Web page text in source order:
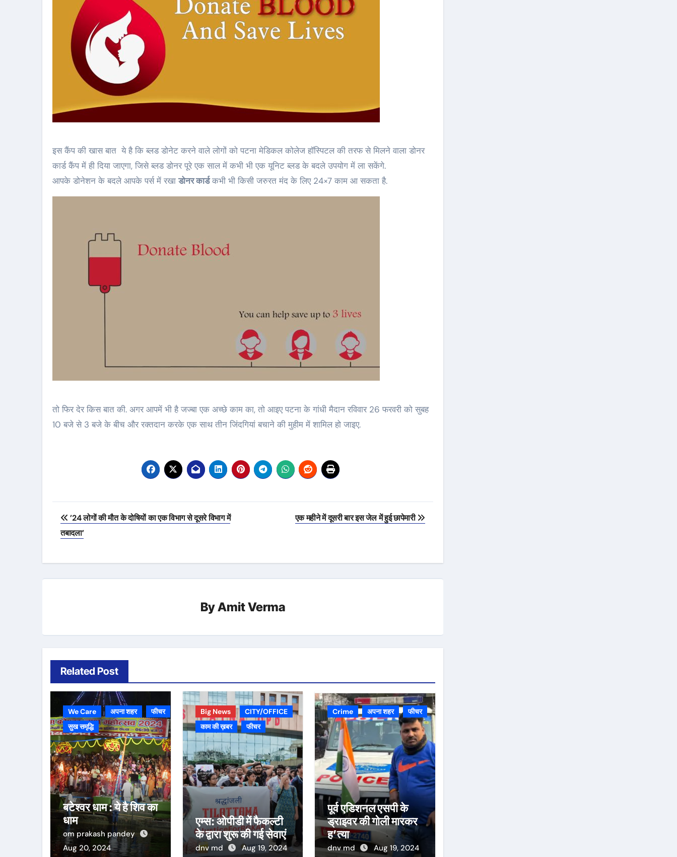
इस कैंप की खास बात ये है कि ब्लड डोनेट करने वाले लोगों को पटना मेडिकल कोलेज हॉस्पिटल की तरफ से मिलने वाला डोनर
कार्ड कैंप में ही दिया जाएगा, जिसे ब्लड डोनर पूरे एक साल में कभी भी एक यूनिट ब्लड के बदले उपयोग में ला सकेंगे.
आपके डोनेशन के बदले आपके पर्स में रखाडोनर कार्डकभी भी किसी जरुरत मंद के लिए 24×7 काम आ सकता है.
तो फिर देर किस बात की. अगर आपमें भी है जज्बा एक अच्छे काम का, तो आइए पटना के गांधी मैदान रविवार 26 फरवरी को सुबह
10 बजे से 3 बजे के बीच और रक्तदान करके एक साथ तीन जिंदगियां बचाने की मुहीम में शामिल हो जाइए.
Post
navigation
’24 लोगों की मौत के दोषियों का एक विभाग से दूसरे विभाग में
तबादला’
एक महीने में दूसरी बार इस जेल में हुई छापेमारी
ByAmit Verma
Related Post
We Care अपना शहर
फीचर
सुख समृद्धि
बटेश्वर धाम : ये है शिव का
धाम
om prakash pandey
Aug 20, 2024
Big News
CITY/OFFICE
काम की ख़बर
फीचर
एम्स: ओपीडी में फैकल्टी
के द्वारा शुरू की गई सेवाएं
dnv md Aug 19, 2024
Crime अपना शहर फीचर
पूर्व एडिशनल एसपी के
ड्राइवर की गोली मारकर
ह’त्या
dnv md Aug 19, 2024